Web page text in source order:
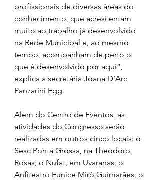
profissionais de diversas áreas do
conhecimento, que acrescentam
muito ao trabalho já desenvolvido
na Rede Municipal e, ao mesmo
tempo, acompanham de perto o
que é desenvolvido por aqui”,
explica a secretária Joana D’Arc
Panzarini Egg.
Além do Centro de Eventos, as
atividades do Congresso serão
realizadas em outros cinco locais: o
Sesc Ponta Grossa, na Theodoro
Rosas; o Nufat, em Uvaranas; o
Anfiteatro Eunice Miró Guimarães; o